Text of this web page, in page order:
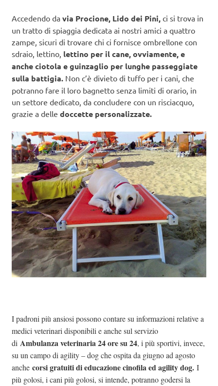
Accedendo da via Procione, Lido dei Pini, ci si trova in
un tratto di spiaggia dedicata ai nostri amici a quattro
zampe, sicuri di trovare chi ci fornisce ombrellone con
sdraio, lettino, lettino per il cane, ovviamente, e
anche ciotola e guinzaglio per lunghe passeggiate
sulla battigia. Non c’è divieto di tuffo per i cani, che
potranno fare il loro bagnetto senza limiti di orario, in
un settore dedicato, da concludere con un risciacquo,
grazie a delle doccette personalizzate.
I padroni più ansiosi possono contare su informazioni relative a
medici veterinari disponibili e anche sul servizio
di Ambulanza veterinaria 24 ore su 24, i più sportivi, invece,
su un campo di agility – dog che ospita da giugno ad agosto
anche corsi gratuiti di educazione cinofila ed agility dog. I
più golosi, i cani più golosi, si intende, potranno godersi la